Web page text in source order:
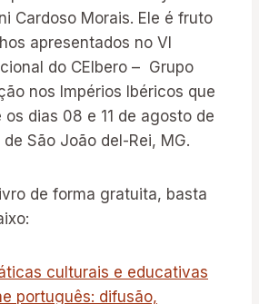
Cardoso Morais. Ele é fruto
apresentados no VI
do CEIbero – Grupo
nos Impérios Ibéricos que
dias 08 e 11 de agosto de
São João del-Rei, MG.
de forma gratuita, basta
culturais e educativas
português: difusão,